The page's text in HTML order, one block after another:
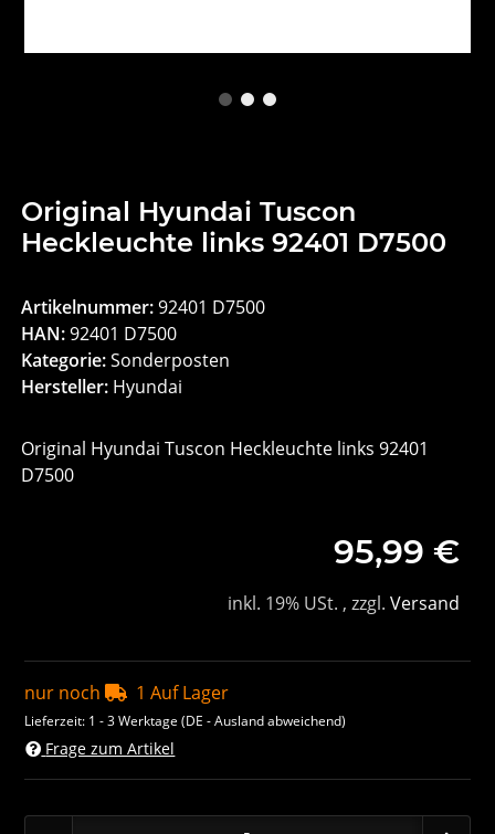
Original Hyundai Tuscon
Heckleuchte links 92401 D7500
Artikelnummer:92401 D7500
HAN:92401 D7500
Kategorie:Sonderposten
Hersteller: Hyundai
Original Hyundai Tuscon Heckleuchte links 92401
D7500
95,99 €
inkl. 19% USt. , zzgl. Versand
nur noch 1 Auf Lager
Lieferzeit: 1 - 3 Werktage(DE - Ausland abweichend)
Frage zum Artikel